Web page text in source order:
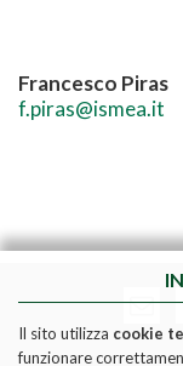
Francesco Piras
f.piras@ismea.it
Il sito utilizza cookie
funzionare